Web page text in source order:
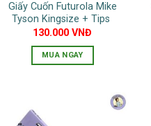
Giấy Cuốn Futurola Mike
Tyson Kingsize + Tips
130.000VNĐ
MUA NGAY